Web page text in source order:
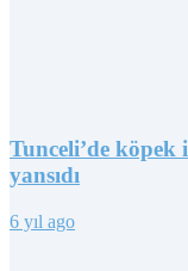
Tunceli’de
yansıdı
6 yıl ago